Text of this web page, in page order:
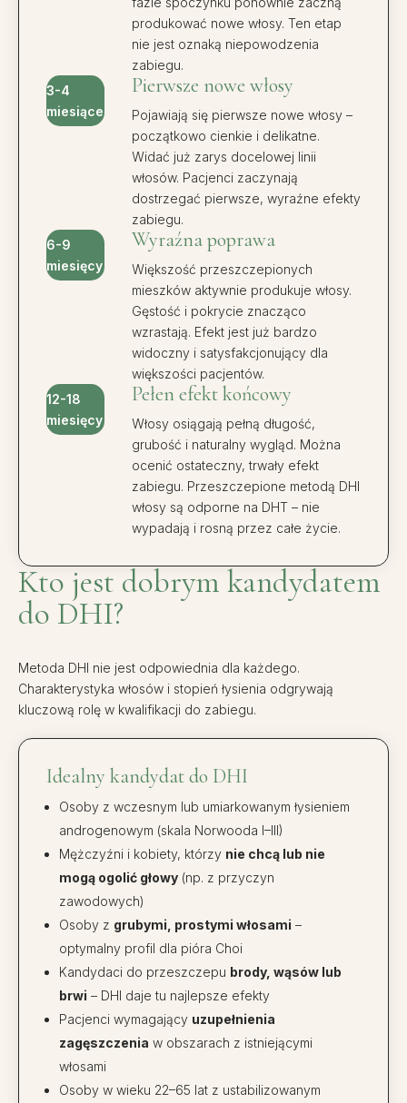
produkować nowe włosy. Ten etap
nie jest oznaką niepowodzenia
zabiegu.
3-4
miesiące
Pierwsze nowe włosy
Pojawiają się pierwsze nowe włosy –
początkowo cienkie i delikatne.
Widać już zarys docelowej linii
włosów. Pacjenci zaczynają
dostrzegać pierwsze, wyraźne efekty
zabiegu.
6-9
miesięcy
Wyraźna poprawa
Większość przeszczepionych
mieszków aktywnie produkuje włosy.
Gęstość i pokrycie znacząco
wzrastają. Efekt jest już bardzo
widoczny i satysfakcjonujący dla
większości pacjentów.
12-18
miesięcy
Pełen efekt końcowy
Włosy osiągają pełną długość,
grubość i naturalny wygląd. Można
ocenić ostateczny, trwały efekt
zabiegu. Przeszczepione metodą DHI
włosy są odporne na DHT – nie
wypadają i rosną przez całe życie.
Kto jest dobrym kandydatem
do DHI?
Metoda DHI nie jest odpowiednia dla każdego.
Charakterystyka włosów i stopień łysienia odgrywają
kluczową rolę w kwalifikacji do zabiegu.
Idealny kandydat do DHI
Osoby z wczesnym lub umiarkowanym łysieniem
androgenowym (skala Norwooda I–III)
Mężczyźni i kobiety, którzy nie chcą lub nie
mogą ogolić głowy (np. z przyczyn
zawodowych)
Osoby z grubymi, prostymi włosami –
optymalny profil dla pióra Choi
Kandydaci do przeszczepu brody, wąsów lub
brwi – DHI daje tu najlepsze efekty
Pacjenci wymagający uzupełnienia
zagęszczenia w obszarach z istniejącymi
włosami
Osoby w wieku 22–65 lat z ustabilizowanym